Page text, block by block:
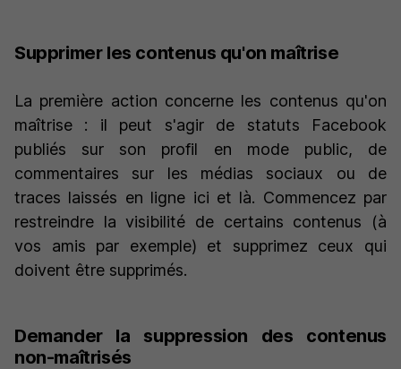
Supprimer les contenus qu'on maîtrise
La première action concerne les contenus qu'on
maîtrise : il peut s'agir de statuts Facebook
publiés sur son profil en mode public, de
commentaires sur les médias sociaux ou de
traces laissés en ligne ici et là. Commencez par
restreindre la visibilité de certains contenus (à
vos amis par exemple) et supprimez ceux qui
doivent être supprimés.
Demander la suppression des contenus
non-maîtrisés